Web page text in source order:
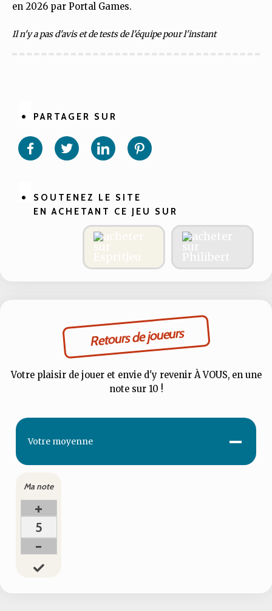
en 2026 par Portal Games.
Il n'y a pas d'avis et de tests de l'équipe pour l'instant
PARTAGER SUR
Partager
sur
Partager
sur sur
SOUTENEZ LE SITE
EN ACHETANT CE JEU SUR
Retours de joueurs
Votre plaisir de jouer et envie d'y revenir À VOUS, en une
note sur 10 !
Votre moyenne -
Ma note
+
5
-